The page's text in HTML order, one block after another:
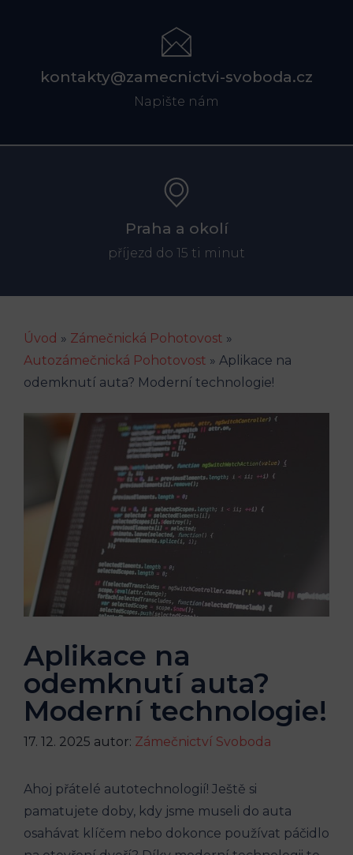
kontakty@zamecnictvi-svoboda.cz
Napište nám
Praha a okolí
příjezd do 15 ti minut
Úvod » Zámečnická Pohotovost »
Autozámečnická Pohotovost » Aplikace na
odemknutí auta? Moderní technologie!
Aplikace na
odemknutí auta?
Moderní technologie!
17. 12. 2025 autor: Zámečnictví Svoboda
Ahoj přátelé autotechnologií! Ještě si
pamatujete doby, kdy jsme museli do auta
osahávat klíčem nebo dokonce používat páčidlo